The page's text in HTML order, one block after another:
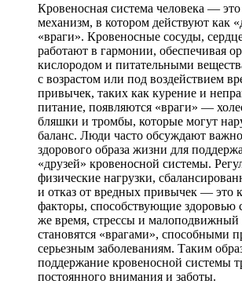
Кровеносная система человека —
механизм, в котором действуют как
«враги». Кровеносные сосуды,
работают в гармонии, обеспечивая
кислородом и питательными
с возрастом или под воздействием
привычек, таких как курение и
питание, появляются «враги» —
бляшки и тромбы, которые могут
баланс. Люди часто обсуждают
здорового образа жизни для
«друзей» кровеносной системы.
физические нагрузки,
и отказ от вредных привычек — это
факторы, способствующие здоровью
же время, стрессы и малоподвижный
становятся «врагами», способными
серьезным заболеваниям. Таким
поддержание кровеносной системы
постоянного внимания и заботы.